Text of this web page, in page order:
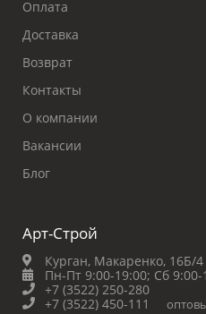
Оплата
Доставка
Возврат
Контакты
О компании
Вакансии
Блог
Арт-Строй
Курган, Макаренко, 16Б/4
Пн-Пт 9:00-19:00; Сб 9:00-
+7 (3522) 250-280
+7 (3522) 450-111